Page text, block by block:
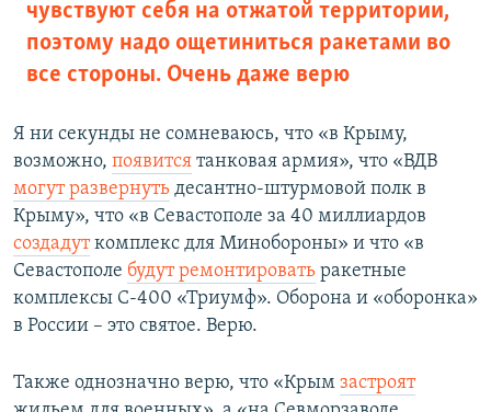
чувствуют себя на отжатой территории,
поэтому надо ощетиниться ракетами во
все стороны. Очень даже верю
Я ни секунды не сомневаюсь, что «в Крыму,
возможно, появится танковая армия», что «ВДВ
могут развернуть десантно-штурмовой полк в
Крыму», что «в Севастополе за 40 миллиардов
создадуткомплекс для Минобороны» и что «в
Севастополе будут ремонтировать ракетные
комплексы С-400 «Триумф». Оборона и «оборонка»
в России – это святое. Верю.
Также однозначно верю, что «Крым застроят